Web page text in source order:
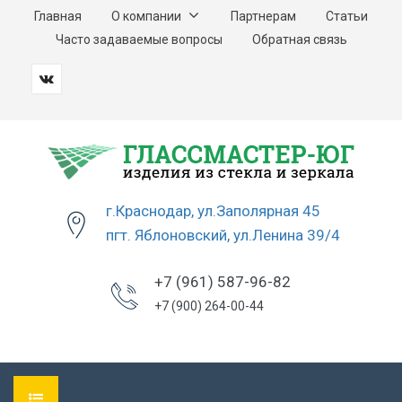
Главная О компании Партнерам
Статьи
Часто задаваемые вопросы
Обратная связь
г.Краснодар, ул.Заполярная 45
пгт. Яблоновский, ул.Ленина 39/4
+7 (961) 587-96-82
+7 (900) 264-00-44